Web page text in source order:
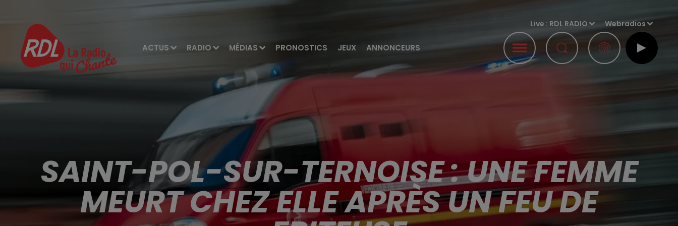
ACTUS RADIO MÉDIAS PRONOSTICS JEUX ANNONCEURS
Live : RDL RADIO Webradios
SAINT-POL-SUR-TERNOISE : UNE FEMME
MEURT CHEZ ELLE APRÈS UN FEU DE